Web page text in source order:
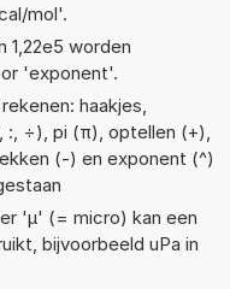
mol'.
1,22e5 worden
'exponent'.
haakjes,
÷), pi (π), optellen (+),
(-) en exponent (^)
'µ' (= micro) kan een
bijvoorbeeld uPa in